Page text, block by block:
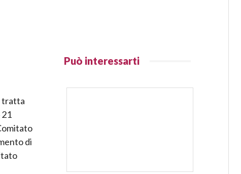
tratta
21
di
Può interessarti